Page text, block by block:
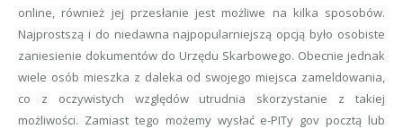
online, również jej przesłanie jest możliwe na kilka sposobów.
Najprostszą i do niedawna najpopularniejszą opcją było osobiste
zaniesienie dokumentów do Urzędu Skarbowego. Obecnie jednak
wiele osób mieszka z daleka od swojego miejsca zameldowania,
co z oczywistych względów utrudnia skorzystanie z takiej
możliwości. Zamiast tego możemy wysłać e-PITy gov pocztą lub